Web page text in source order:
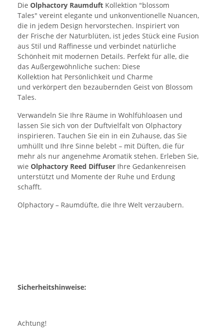
Die Olphactory Raumduft Kollektion "blossom
Tales" vereint elegante und unkonventionelle Nuancen,
die in jedem Design hervorstechen. Inspiriert von
der Frische der Naturblüten, ist jedes Stück eine Fusion
aus Stil und Raffinesse und verbindet natürliche
Schönheit mit modernen Details. Perfekt für alle, die
das Außergewöhnliche suchen: Diese
Kollektion hat Persönlichkeit und Charme
und verkörpert den bezaubernden Geist von Blossom
Tales.
Verwandeln Sie Ihre Räume in Wohlfühloasen und
lassen Sie sich von der Duftvielfalt von Olphactory
inspirieren. Tauchen Sie ein in ein Zuhause, das Sie
umhüllt und Ihre Sinne belebt – mit Düften, die für
mehr als nur angenehme Aromatik stehen. Erleben Sie,
wie Olphactory Reed Diffuser Ihre Gedankenreisen
unterstützt und Momente der Ruhe und Erdung
schafft.
Olphactory – Raumdüfte, die Ihre Welt verzaubern.
Sicherheitshinweise:
Achtung!